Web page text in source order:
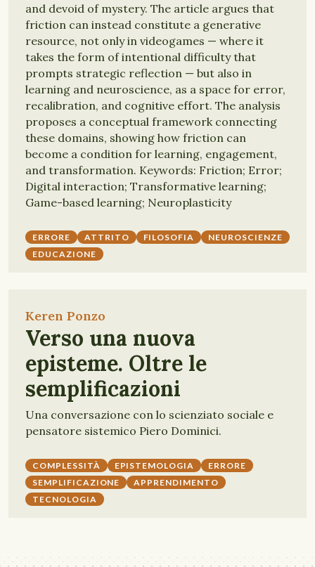
and devoid of mystery. The article argues that
friction can instead constitute a generative
resource, not only in videogames — where it
takes the form of intentional difficulty that
prompts strategic reflection — but also in
learning and neuroscience, as a space for error,
recalibration, and cognitive effort. The analysis
proposes a conceptual framework connecting
these domains, showing how friction can
become a condition for learning, engagement,
and transformation. Keywords: Friction; Error;
Digital interaction; Transformative learning;
Game-based learning; Neuroplasticity
ERRORE ATTRITO FILOSOFIA
NEUROSCIENZE
EDUCAZIONE
Keren Ponzo
Verso una nuova
episteme. Oltre le
semplificazioni
Una conversazione con lo scienziato sociale e
pensatore sistemico Piero Dominici.
COMPLESSITÀ EPISTEMOLOGIA
ERRORE
SEMPLIFICAZIONE
APPRENDIMENTO
TECNOLOGIA